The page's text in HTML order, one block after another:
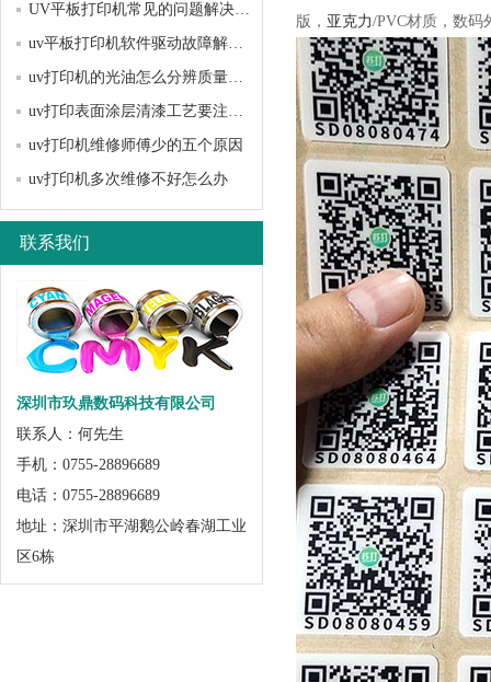
UV平板打印机常见的问题解决方法？
uv平板打印机软件驱动故障解决办法
uv打印机的光油怎么分辨质量好坏
uv打印表面涂层清漆工艺要注意哪些问题？
uv打印机维修师傅少的五个原因
uv打印机多次维修不好怎么办
联系我们
深圳市玖鼎数码科技有限公司
联系人：何先生
手机：0755-28896689
电话：0755-28896689
地址：深圳市平湖鹅公岭春湖工业
区6栋
版， 亚克力/PVC材质，数码